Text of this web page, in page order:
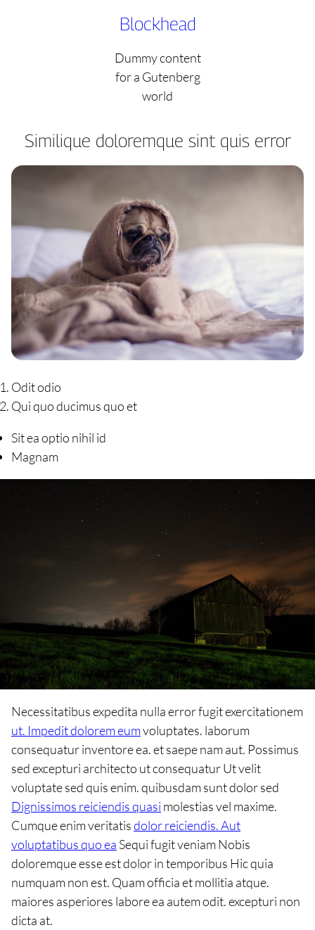
Blockhead
Dummy content
for a Gutenberg
world
Similique doloremque sint quis error
Odit odio
Qui quo ducimus quo et
Sit ea optio nihil id
Magnam
Necessitatibus expedita nulla error fugit exercitationem
ut. Impedit dolorem eumvoluptates. laborum
consequatur inventore ea. et saepe nam aut. Possimus
sed excepturi architecto ut consequatur Ut velit
voluptate sed quis enim. quibusdam sunt dolor sed
Dignissimos reiciendis quasi molestias vel maxime.
Cumque enim veritatisdolor reiciendis. Aut
voluptatibus quo ea Sequi fugit veniam Nobis
doloremque esse est dolor in temporibus Hic quia
numquam non est. Quam officia et mollitia atque.
maiores asperiores labore ea autem odit. excepturi non
dicta at.